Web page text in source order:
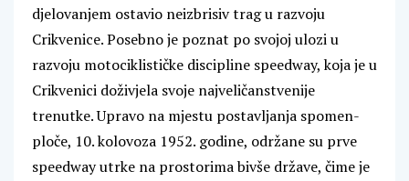
djelovanjem ostavio neizbrisiv trag u razvoju
Crikvenice. Posebno je poznat po svojoj ulozi u
razvoju motociklističke discipline speedway, koja je u
Crikvenici doživjela svoje najveličanstvenije
trenutke. Upravo na mjestu postavljanja spomen-
ploče, 10. kolovoza 1952. godine, održane su prve
speedway utrke na prostorima bivše države, čime je